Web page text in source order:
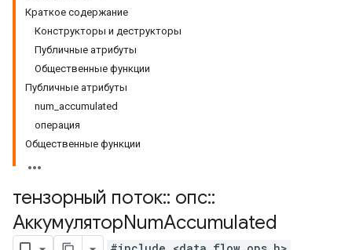
Краткое содержание
Конструкторы и деструкторы
Публичные атрибуты
Общественные функции
Публичные атрибуты
num_accumulated
операция
Общественные функции
тензорный поток:: опс::
АккумуляторNumAccumulated